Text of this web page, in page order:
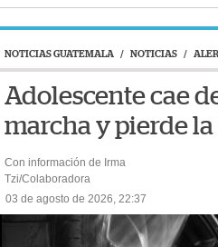
NOTICIAS GUATEMALA / NOTICIAS /
Adolescente cae
marcha y pierde
Con información de Irma
Tzi/Colaboradora
03 de agosto de 2026, 22:37